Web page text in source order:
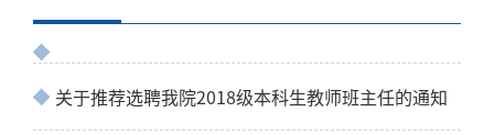
关于推荐选聘我院2018级本科生教师班主任的通知